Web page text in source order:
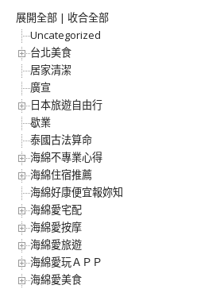
展開全部 | 收合全部
Uncategorized
台北美食
居家清潔
廣宣
日本旅遊自由行
歇業
泰國古法算命
海綿不專業心得
海綿住宿推薦
海綿好康便宜報妳知
海綿愛宅配
海綿愛按摩
海綿愛旅遊
海綿愛玩ＡＰＰ
海綿愛美食